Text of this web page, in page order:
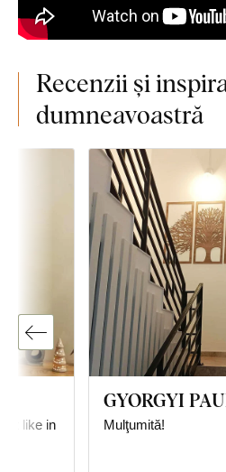
Recenzii și
dumneavoastră
like in
GYORGYI
Mulţumită!